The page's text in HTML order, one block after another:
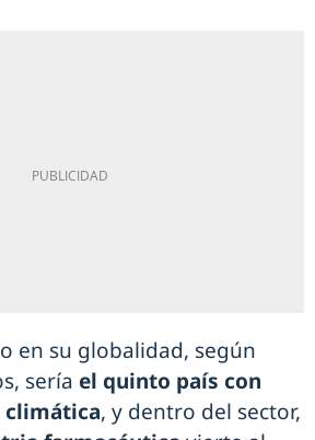
en su globalidad, según
sería el quinto país con
climática, y dentro del sector,